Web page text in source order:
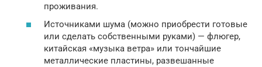
проживания.
Источниками шума (можно приобрести готовые
или сделать собственными руками) — флюгер,
китайская «музыка ветра» или тончайшие
металлические пластины, развешанные